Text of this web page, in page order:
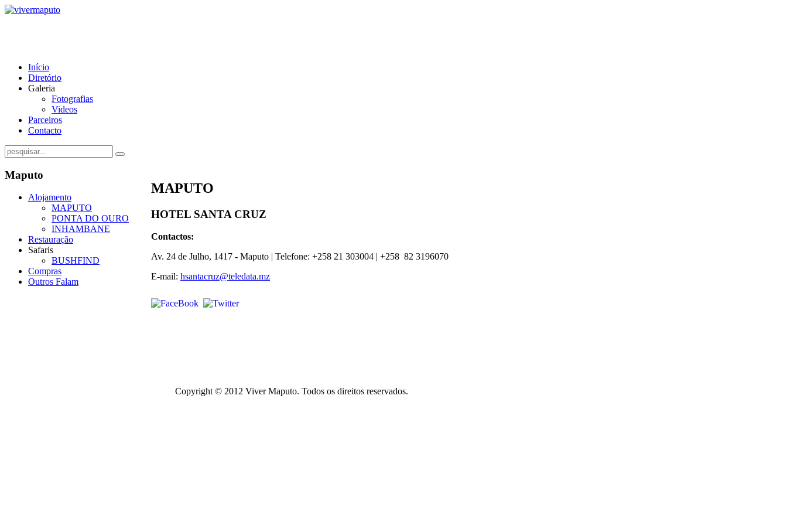
Início
Diretório
Galeria
Fotografias
Videos
Parceiros
Contacto
MAPUTO
HOTEL SANTA CRUZ
Contactos:
Av. 24 de Julho, 1417 - Maputo | Telefone: +258 21 303004 | +258 82 3196070
E-mail: hsantacruz@teledata.mz
Maputo
Alojamento
MAPUTO
PONTA DO OURO
INHAMBANE
Restauração
Safaris
BUSHFIND
Compras
Outros Falam
Copyright © 2012 Viver Maputo. Todos os direitos reservados.